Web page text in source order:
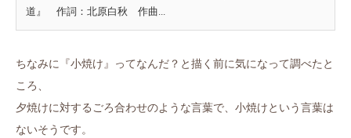
道』 作詞：北原白秋 作曲...
ちなみに『小焼け』ってなんだ？と描く前に気になって調べたと
ころ、
夕焼けに対するごろ合わせのような言葉で、小焼けという言葉は
ないそうです。